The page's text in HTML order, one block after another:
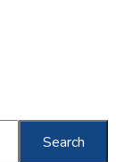
Search